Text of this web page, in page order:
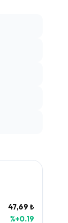
47,69 ₺
%+0.19